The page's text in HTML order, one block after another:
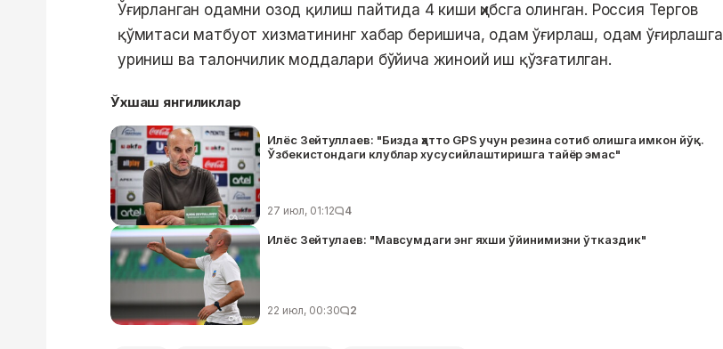
Ўғирланган одамни озод қилиш пайтида 4 киши ҳибсга олинган. Россия Тергов
қўмитаси матбуот хизматининг хабар беришича, одам ўғирлаш, одам ўғирлашга
уриниш ва талончилик моддалари бўйича жиноий иш қўзғатилган.
Ўхшаш янгиликлар
Илёс Зейтуллаев: "Бизда ҳатто GPS учун резина сотиб олишга имкон йўқ.
Ўзбекистондаги клублар хусусийлаштиришга тайёр эмас"
27 июл, 01:12 4
Илёс Зейтулаев: "Мавсумдаги энг яхши ўйинимизни ўтказдик"
22 июл, 00:30 2